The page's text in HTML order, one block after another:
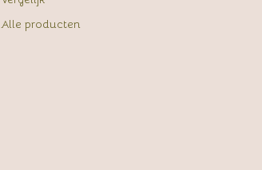
Alle producten